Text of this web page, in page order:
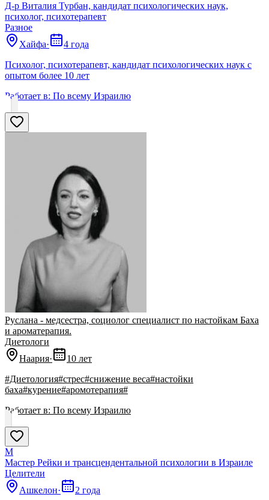
Д-р Виталия Турбан, кандидат психологических наук,
психолог, психотерапевт
Разное
Хайфа·
4 года
Психолог, психотерапевт, кандидат психологических наук с
опытом более 10 лет
Работает в: По всему Израилю
Руслана - медсестра, социолог специалист по настойкам Баха
и ароматерапия.
Диетологи
Наария·
10 лет
#Диетология#стрес#снижение веса#настойки
баха#курение#аромотерапия#
Работает в: По всему Израилю
М
Мастер Рейки и трансцендентальной психологии в Израиле
Целители
Ашкелон·
2 года